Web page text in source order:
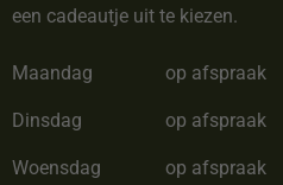
een cadeautje uit te kiezen.
Maandag op afspraak
Dinsdag op afspraak
Woensdag op afspraak